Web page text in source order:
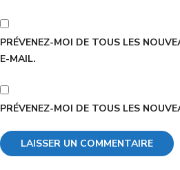
PRÉVENEZ-MOI DE TOUS LES
E-MAIL.
PRÉVENEZ-MOI DE TOUS LES